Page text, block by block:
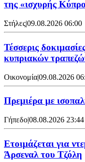
της «ισχυρής
Στήλες|09.08.2026 06:00
Τέσσερις
κυπριακών
Οικονομία|09.08.2026
Πρεμιέρα με
Γήπεδο|08.08.2026 23:44
Ετοιμάζεται για
Άρσεναλ του Τζόλη